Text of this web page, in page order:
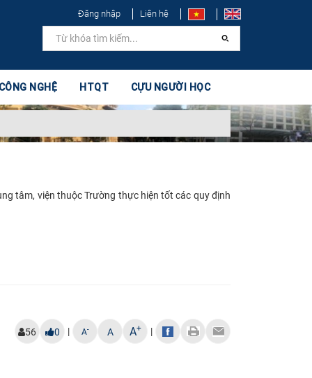
Đăng nhập Liên hệ
NGHỆ HTQT CỰU NGƯỜI HỌC
tâm, viện thuộc Trường thực hiện tốt các quy định
56 0 | A- A A+ |